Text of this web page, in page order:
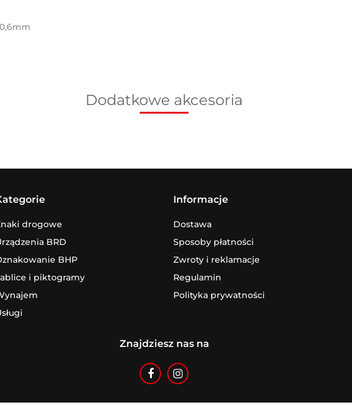
Dodatkowe akcesoria
drogowe
BRD
BHP
i piktogramy
Informacje
Dostawa
Sposoby płatności
Zwroty i reklamacje
Regulamin
Polityka prywatności
Znajdziesz nas na